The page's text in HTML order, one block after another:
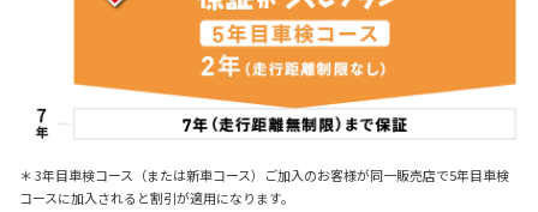
＊ 3年目車検コース（または新車コース）ご加入のお客様が同一販売店で5年目車検
コースに加入されると割引が適用になります。